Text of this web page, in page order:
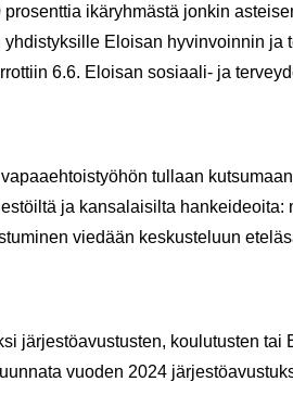
ikä­ryh­mäs­tä jon­kin
yh­dis­tyk­sil­le Eloi­san hy­vin­voin­nin
6.6. Eloi­san sosiaali-​ ja
tul­laan
ja kan­sa­lai­sil­ta
vie­dään kes­kus­te­luun
jär­jes­tö­avus­tus­ten, kou­lu­tus­ten
vuo­den 2024